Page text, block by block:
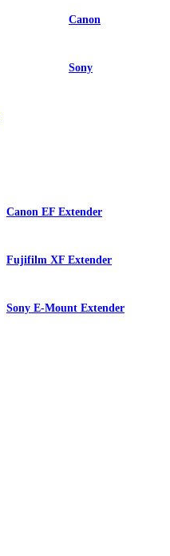
Canon
Sony
Canon EF Extender
Fujifilm XF Extender
Sony E-Mount Extender